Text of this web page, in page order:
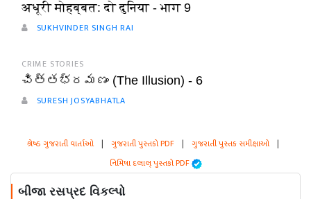
अधूरी मोहब्बत: दो दुनिया - भाग 9
SUKHVINDER SINGH RAI
CRIME STORIES
చిత్తభ్రమణం (The Illusion) - 6
SURESH JOSYABHATLA
શ્રેષ્ઠ ગુજરાતી વાર્તાઓ | ગુજરાતી પુસ્તકો PDF | ગુજરાતી પુસ્તક સમીક્ષાઓ |
નિમિષા દલાલ્ પુસ્તકો PDF
બીજા રસપ્રદ વિકલ્પો